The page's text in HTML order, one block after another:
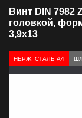
Винт DIN 7982
головкой,
3,9х13
НЕРЖ. СТАЛЬ А4